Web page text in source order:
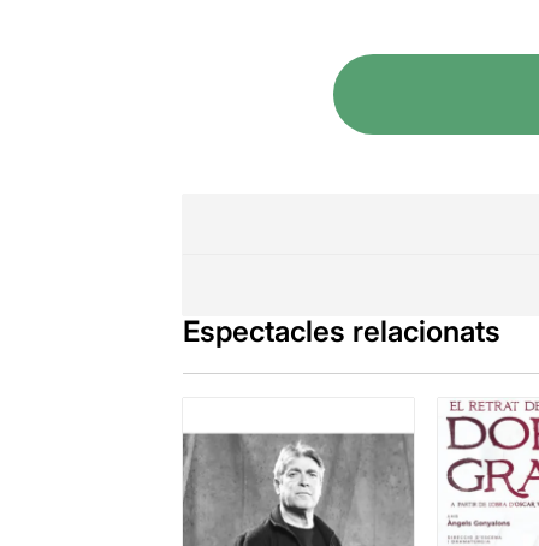
Espectacles relacionats